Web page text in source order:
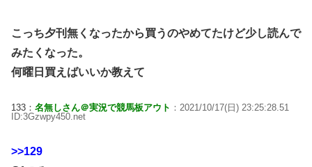
こっち夕刊無くなったから買うのやめてたけど少し読んで
みたくなった。
何曜日買えばいいか教えて
133： 名無しさん＠実況で競馬板アウト ：2021/10/17(日) 23:25:28.51
ID:3Gzwpy450.net
>>129